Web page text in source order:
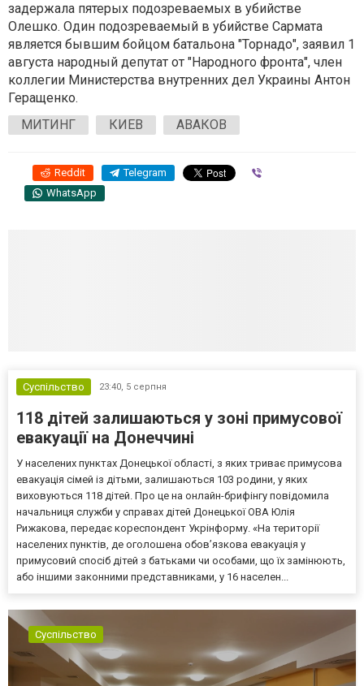
задержала пятерых подозреваемых в убийстве
Олешко. Один подозреваемый в убийстве Сармата
является бывшим бойцом батальона "Торнадо", заявил 1
августа народный депутат от "Народного фронта", член
коллегии Министерства внутренних дел Украины Антон
Геращенко.
МИТИНГ
КИЕВ АВАКОВ
Reddit Telegram
WhatsApp
Суспільство 23:40, 5 серпня
118 дітей залишаються у зоні примусової
евакуації на Донеччині
У населених пунктах Донецької області, з яких триває примусова
евакуація сімей із дітьми, залишаються 103 родини, у яких
виховуються 118 дітей. Про це на онлайн-брифінгу повідомила
начальниця служби у справах дітей Донецької ОВА Юлія
Рижакова, передає кореспондент Укрінформу. «На території
населених пунктів, де оголошена обов’язкова евакуація у
примусовий спосіб дітей з батьками чи особами, що їх замінюють,
або іншими законними представниками, у 16 населен...
Суспільство